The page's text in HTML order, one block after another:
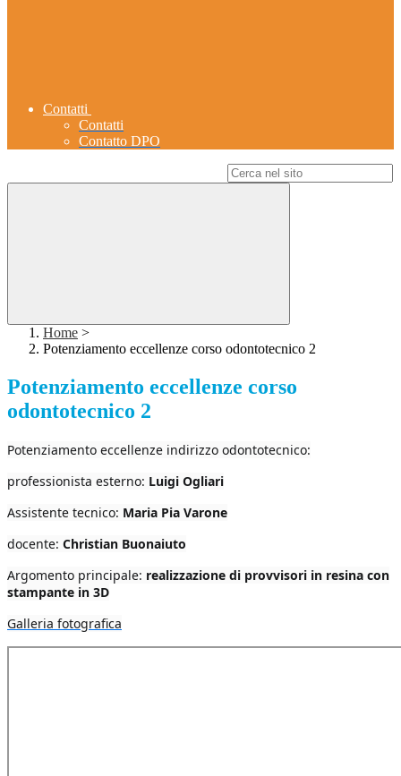
Contatti
Contatti
Contatto DPO
Home >
Potenziamento eccellenze corso odontotecnico 2
Potenziamento eccellenze corso
odontotecnico 2
Potenziamento eccellenze indirizzo odontotecnico:
professionista esterno: Luigi Ogliari
Assistente tecnico: Maria Pia Varone
docente: Christian Buonaiuto
Argomento principale: realizzazione di provvisori in resina con
stampante in 3D
Galleria fotografica